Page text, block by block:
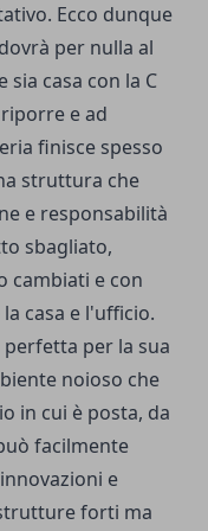
Ecco dunque
per nulla al
sia casa con la C
e ad
finisce spesso
struttura che
e responsabilità
sbagliato,
cambiati e con
casa e l'ufficio.
perfetta per la sua
noioso che
in cui è posta, da
facilmente
e
forti ma